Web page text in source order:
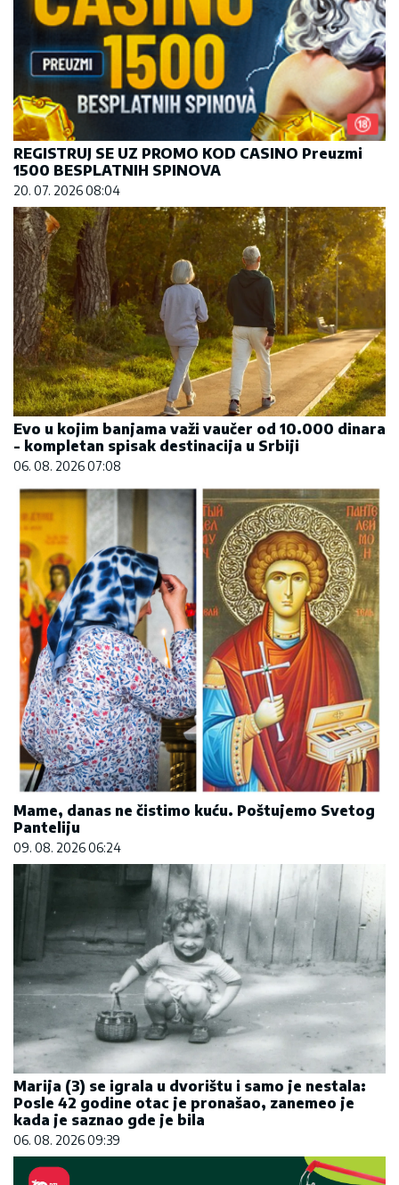
REGISTRUJ SE UZ PROMO KOD CASINO Preuzmi
1500 BESPLATNIH SPINOVA
20. 07. 2026 08:04
Evo u kojim banjama važi vaučer od 10.000 dinara
- kompletan spisak destinacija u Srbiji
06. 08. 2026 07:08
Mame, danas ne čistimo kuću. Poštujemo Svetog
Panteliju
09. 08. 2026 06:24
Marija (3) se igrala u dvorištu i samo je nestala:
Posle 42 godine otac je pronašao, zanemeo je
kada je saznao gde je bila
06. 08. 2026 09:39